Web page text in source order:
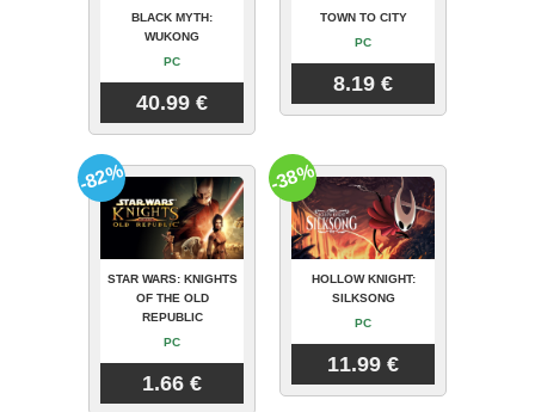
BLACK MYTH:
WUKONG
PC
40.99 €
TOWN TO CITY
PC
8.19 €
STAR WARS: KNIGHTS
OF THE OLD
REPUBLIC
PC
1.66 €
-82%
HOLLOW KNIGHT:
SILKSONG
PC
11.99 €
-38%